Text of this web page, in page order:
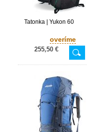
Tatonka | Yukon 60
overíme
255,50 €